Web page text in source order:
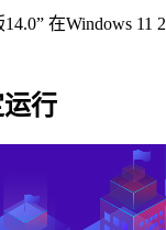
在Windows 11
行